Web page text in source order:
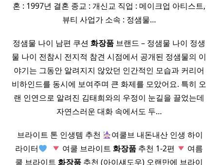
혼 : 1997년 결혼 종교 : 개신교 직업 : 메이크업 아티스트,
뷰티 사업가 소속 : 정샘물…
정샘물 나이 남편 쿠션 화장품 브랜드 – 정샘물 나이 정생
물 나이 전참시 전지적 참견 시점에서 공개된 정샘물의 이
야기는 그동안 알려지지 않았던 인간적인 모습과 커리어
비하인드를 동시에 보여주며 큰 화제를 모았어요. 특히 오
랜 인연으로 알려진 김태희와의 우정이 눈길을 끌었는데
자연스러운 대화 속에서도 두…
​ 브라이트 톤 인생템 추천
여쿨브 내돈내산 인생 하이
라이터
여쿨 브라이트 화장품추천 1-2편
여름
쿨 브라이트 화장품 추천 (아이섀도우) 오랜만에 브라이